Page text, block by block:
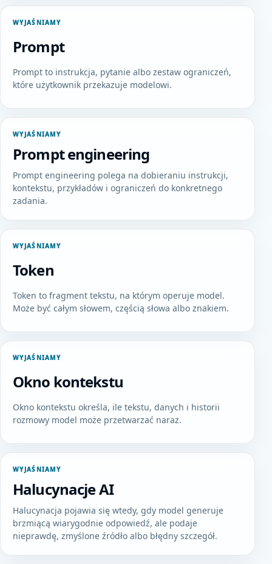
WYJAŚNIAMY
Prompt
Prompt to instrukcja, pytanie albo zestaw ograniczeń,
które użytkownik przekazuje modelowi.
WYJAŚNIAMY
Prompt engineering
Prompt engineering polega na dobieraniu instrukcji,
kontekstu, przykładów i ograniczeń do konkretnego
zadania.
WYJAŚNIAMY
Token
Token to fragment tekstu, na którym operuje model.
Może być całym słowem, częścią słowa albo znakiem.
WYJAŚNIAMY
Okno kontekstu
Okno kontekstu określa, ile tekstu, danych i historii
rozmowy model może przetwarzać naraz.
WYJAŚNIAMY
Halucynacje AI
Halucynacja pojawia się wtedy, gdy model generuje
brzmiącą wiarygodnie odpowiedź, ale podaje
nieprawdę, zmyślone źródło albo błędny szczegół.